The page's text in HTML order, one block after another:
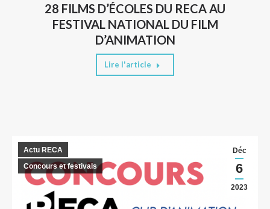
28 FILMS D’ÉCOLES DU RECA AU
FESTIVAL NATIONAL DU FILM
D’ANIMATION
Lire l'article
Déc
6
2023
Actu RECA
Concours et festivals